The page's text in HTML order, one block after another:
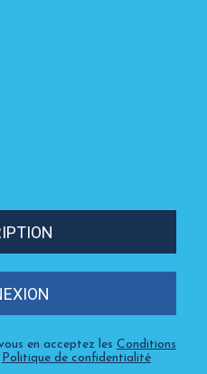
en acceptez les Conditions
Politique de confidentialité